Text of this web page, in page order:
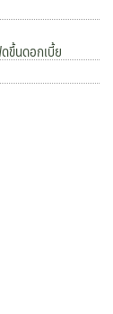
ขึ้นดอกเบี้ย